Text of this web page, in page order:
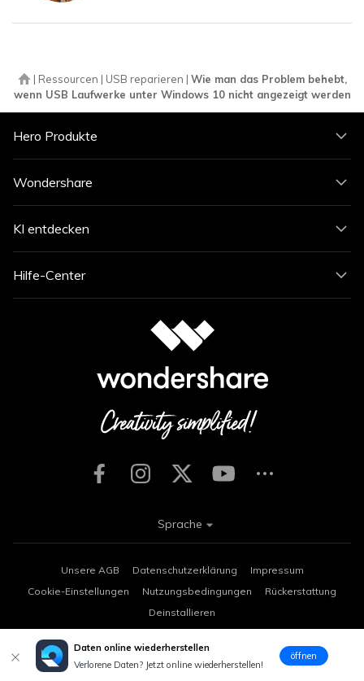
| Ressourcen | USB reparieren | Wie man das Problem behebt,
wenn USB Laufwerke unter Windows 10 nicht angezeigt werden
Hero Produkte
Wondershare
KI entdecken
Hilfe-Center
Unsere AGB Datenschutzerklärung
Impressum
Cookie-Einstellungen
Nutzungsbedingungen
Rückerstattung
Deinstallieren
Copyright © 2026
Sprache
Daten online wiederherstellen
Verlorene Daten? Jetzt online wiederherstellen!
öffnen